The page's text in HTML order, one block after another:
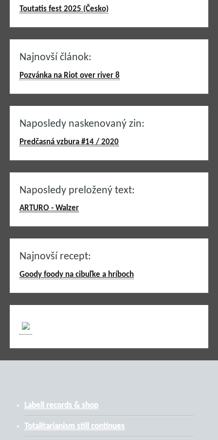
Toutatis fest 2025 (Česko)
Najnovší článok:
Pozvánka na Riot over river 8
Naposledy naskenovaný zin:
Predčasná vzbura #14 / 2020
Naposledy preložený text:
ARTURO - Walzer
Najnovší recept:
Goody foody na cibuľke a hríboch
Labell records & shop
Totalitarianism still continues